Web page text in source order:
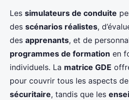
Les simulateurs de conduite
des scénarios réalistes,
des apprenants, et de
programmes de formation en
individuels. La matrice GDE
pour couvrir tous les aspects
sécuritaire, tandis que les